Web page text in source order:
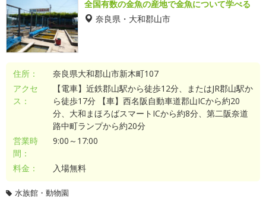
全国有数の金魚の産地で金魚について学べる
奈良県・大和郡山市
住所：
奈良県大和郡山市新木町107
アクセ
ス：
【電車】近鉄郡山駅から徒歩12分、またはJR郡山駅か
ら徒歩17分 【車】西名阪自動車道郡山ICから約20
分、大和まほろばスマートICから約8分、第二阪奈道
路中町ランプから約20分
営業時
間：
9:00～17:00
料金： 入場無料
水族館・動物園